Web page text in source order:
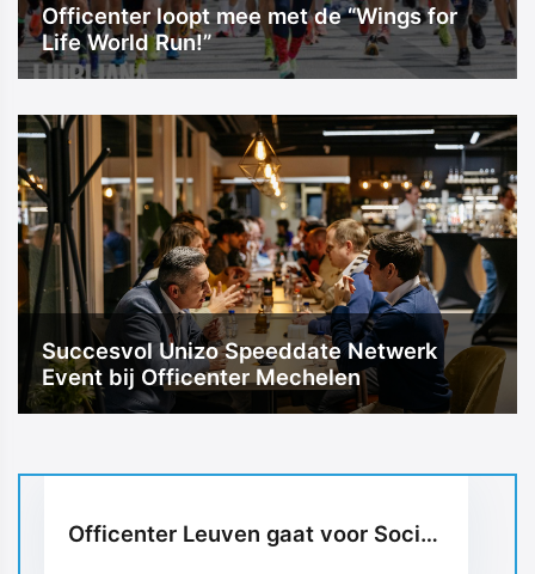
Officenter loopt mee met de “Wings for
Life World Run!”
Succesvol Unizo Speeddate Netwerk
Event bij Officenter Mechelen
Officenter Leuven gaat voor Social Media met een Smart Blog van UP-TO-DATE WebDesign